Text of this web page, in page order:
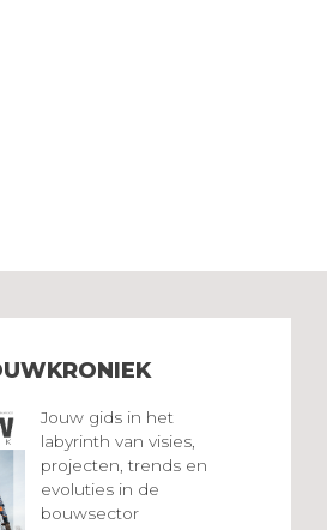
Jouw gids in het
labyrinth van visies,
projecten, trends en
evoluties in de
bouwsector